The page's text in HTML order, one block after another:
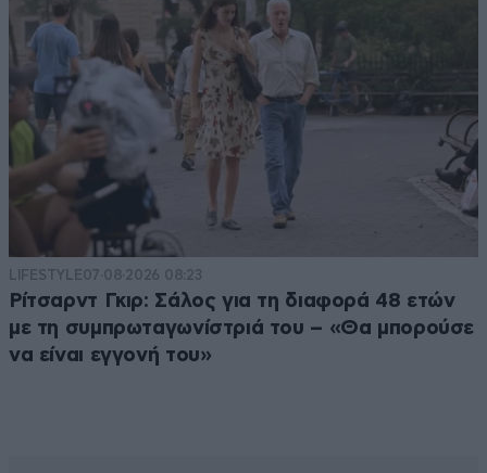
LIFESTYLE07·08·2026 08:23
Ρίτσαρντ Γκιρ: Σάλος για τη διαφορά 48 ετών
με τη συμπρωταγωνίστριά του – «Θα μπορούσε
να είναι εγγονή του»